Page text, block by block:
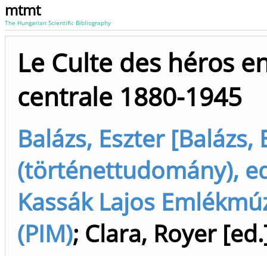
mtmt
The Hungarian Scientific Bibliography
Le Culte des héros
centrale 1880-1945
Balázs, Eszter [Balázs,
(történettudomány),
Kassák Lajos
(PIM); Clara, Royer